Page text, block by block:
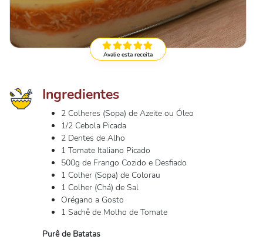
Avalie esta receita
Ingredientes
2 Colheres (Sopa) de Azeite ou Óleo
1/2 Cebola Picada
2 Dentes de Alho
1 Tomate Italiano Picado
500g de Frango Cozido e Desfiado
1 Colher (Sopa) de Colorau
1 Colher (Chá) de Sal
Orégano a Gosto
1 Sachê de Molho de Tomate
Purê de Batatas